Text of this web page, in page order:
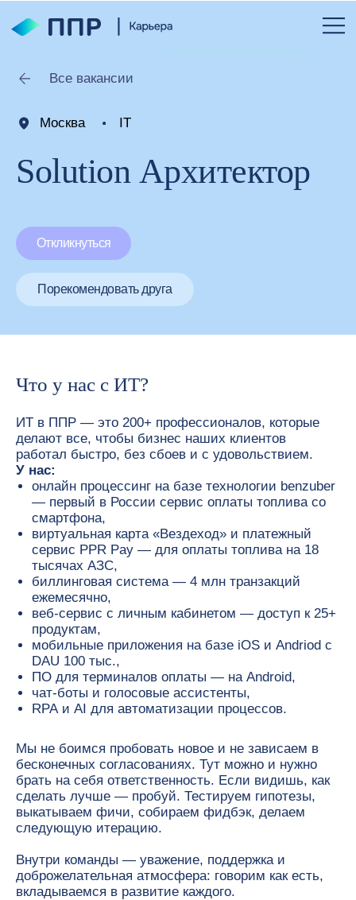
Solution Архитектор
Откликнуться
Порекомендовать друга
Что у нас с ИТ?
ИТ в ППР — это 200+ профессионалов, которые
делают все, чтобы бизнес наших клиентов
работал быстро, без сбоев и с удовольствием.
У нас:
онлайн процессинг на базе технологии benzuber
— первый в России сервис оплаты топлива со
смартфона,
виртуальная карта «Вездеход» и платежный
сервис PPR Pay — для оплаты топлива на 18
тысячах АЗС,
биллинговая система — 4 млн транзакций
ежемесячно,
веб-сервис с личным кабинетом — доступ к 25+
продуктам,
мобильные приложения на базе iOS и Andriod с
DAU 100 тыс.,
ПО для терминалов оплаты — на Android,
чат-боты и голосовые ассистенты,
RPA и AI для автоматизации процессов.
Мы не боимся пробовать новое и не зависаем в
бесконечных согласованиях. Тут можно и нужно
брать на себя ответственность. Если видишь, как
сделать лучше — пробуй. Тестируем гипотезы,
выкатываем фичи, собираем фидбэк, делаем
следующую итерацию.
Внутри команды — уважение, поддержка и
доброжелательная атмосфера: говорим как есть,
вкладываемся в развитие каждого.